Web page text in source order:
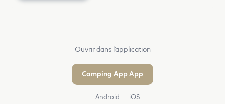
Ouvrir dans l'application
Camping App App
Android iOS